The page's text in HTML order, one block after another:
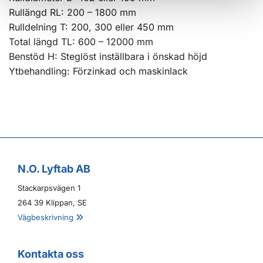
Rullängd RL: 200 – 1800 mm
Rulldelning T: 200, 300 eller 450 mm
Total längd TL: 600 – 12000 mm
Benstöd H: Steglöst inställbara i önskad höjd
Ytbehandling: Förzinkad och maskinlack
N.O. Lyftab AB
Stackarpsvägen 1
264 39 Klippan, SE
Vägbeskrivning 
Kontakta oss